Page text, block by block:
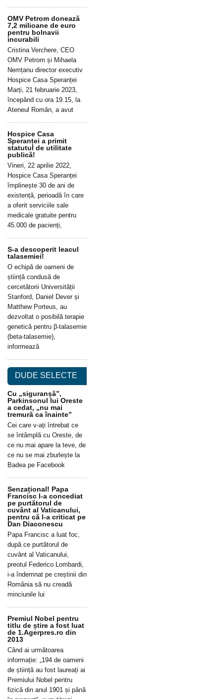
OMV Petrom donează
7,2 milioane de euro
pentru bolnavii
incurabili
Cristina Verchere, CEO
OMV Petrom și Mihaela
Nemțanu director executiv
Hospice Casa Speranței
Marți, 21 februarie 2023,
începând cu ora 19.15, la
Ateneul Român, a avut
Hospice Casa
Speranței a primit
statutul de utilitate
publică!
Vineri, 22 aprilie 2022,
Hospice Casa Speranței
împlinește 30 de ani de
existență, perioadă în care
a oferit serviciile sale
medicale gratuite pentru
45.000 de pacienți,
S-a descoperit leacul
talasemiei!
O echipă de oameni de
știință condusă de
cercetătorii Universității
Stanford, Daniel Dever și
Matthew Porteus, au
dezvoltat o posibilă terapie
genetică pentru β-talasemie
(beta-talasemie),
informează
DUDE SELECTE
Cu „siguranșă”,
Parkinsonul lui Oreste
a cedat, „nu mai
tremură ca înainte”
Cei care v-ați întrebat ce
se întâmplă cu Oreste, de
ce nu mai apare la teve, de
ce nu se mai zburlește la
Badea pe Facebook
Senzațional! Papa
Francisc l-a concediat
pe purtătorul de
cuvânt al Vaticanului,
pentru că l-a criticat pe
Dan Diaconescu
Papa Francisc a luat foc,
după ce purtătorul de
cuvânt al Vaticanului,
preotul Federico Lombardi,
i-a îndemnat pe creștinii din
România să nu creadă
minciunile lui
Premiul Nobel pentru
titlu de știre a fost luat
de 1.Agerpres.ro din
2013
Când ai următoarea
informație: „194 de oameni
de știință au fost laureați ai
Premiului Nobel pentru
fizică din anul 1901 și până